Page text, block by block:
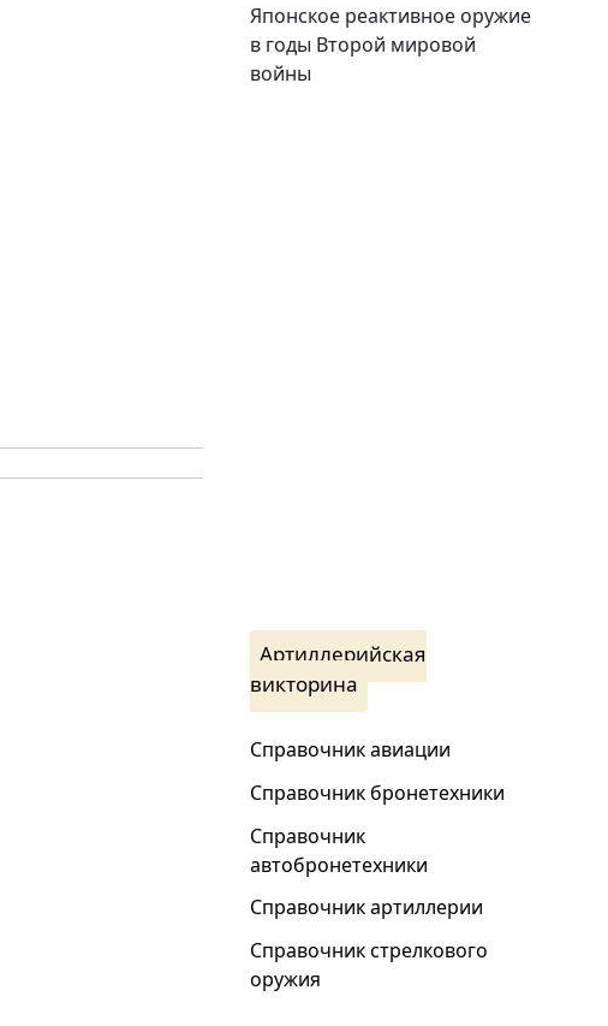
Японское реактивное оружие
в годы Второй мировой
войны
Артиллерийская
викторина
Справочник авиации
Справочник бронетехники
Справочник
автобронетехники
Справочник артиллерии
Справочник стрелкового
оружия